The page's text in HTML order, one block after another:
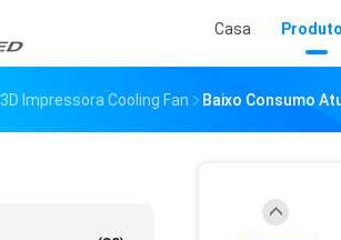
Casa
3D Impressora Cooling Fan Baixo Consumo